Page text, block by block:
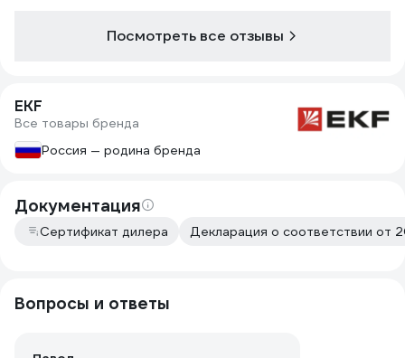
Посмотреть все отзывы
EKF
Все товары бренда
Россия — родина бренда
Документация
Сертификат дилера Декларация о соответствии от
Вопросы и ответы